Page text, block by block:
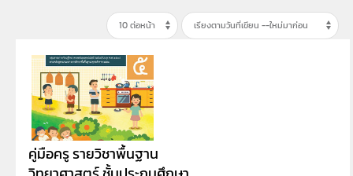
คู่มือครู รายวิชาพื้นฐาน